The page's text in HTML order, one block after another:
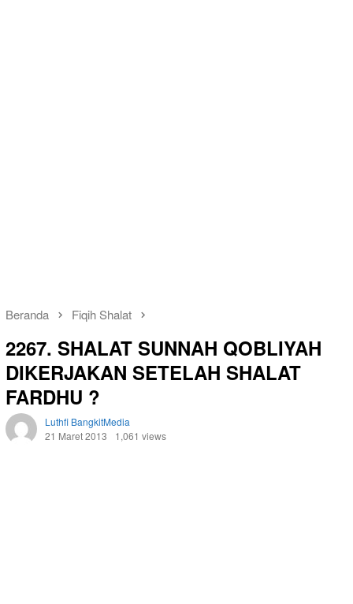
Beranda Fiqih Shalat
2267. SHALAT SUNNAH QOBLIYAH
DIKERJAKAN SETELAH SHALAT
FARDHU ?
Luthfi BangkitMedia
21 Maret 2013
1,061 views